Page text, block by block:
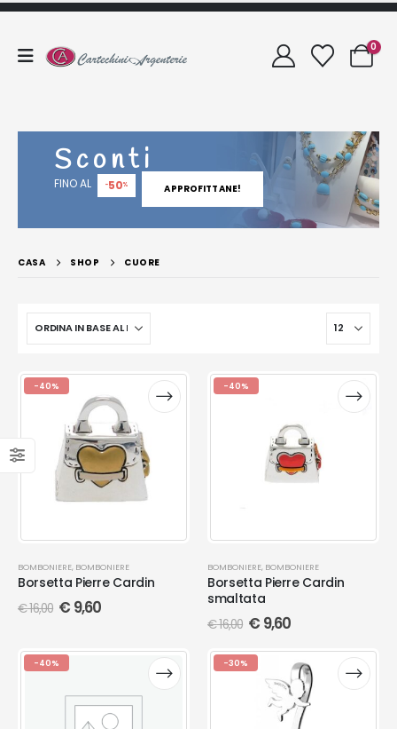
0
Sconti
FINO AL -50% APPROFITTANE!
CASA SHOP CUORE
-40%
BOMBONIERE, BOMBONIERE
Borsetta Pierre Cardin
€16,00 € 9,60
-40%
BOMBONIERE, BOMBONIERE
Borsetta Pierre Cardin
smaltata
€16,00 € 9,60
-40% -30%